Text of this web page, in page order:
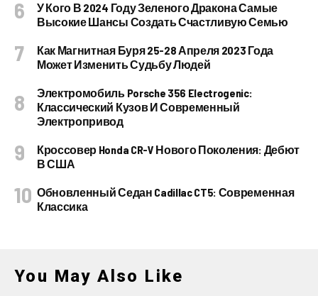
У Кого В 2024 Году Зеленого Дракона Самые
Высокие Шансы Создать Счастливую Семью
Как Магнитная Буря 25-28 Апреля 2023 Года
Может Изменить Судьбу Людей
Электромобиль Porsche 356 Electrogenic:
Классический Кузов И Современный
Электропривод
Кроссовер Honda CR-V Нового Поколения: Дебют
В США
Обновленный Седан Cadillac CT5: Современная
Классика
You May Also Like